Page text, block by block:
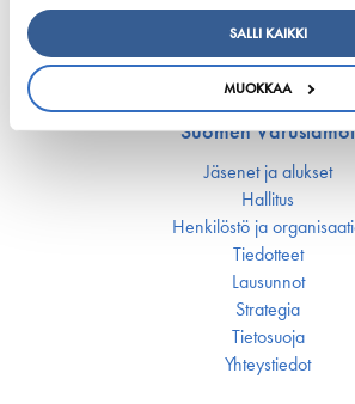
SALLI KAIKKI
MUOKKAA
Sjöfartens Dag
Meriakatemia
Fairway Forward seminar
Suomen Varustamot
Jäsenet ja alukset
Hallitus
Henkilöstö ja
Tiedotteet
Lausunnot
Strategia
Tietosuoja
Yhteystiedot